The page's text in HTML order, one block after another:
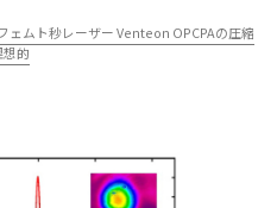
ェムト秒レーザー Venteon OPCPAの圧縮
的